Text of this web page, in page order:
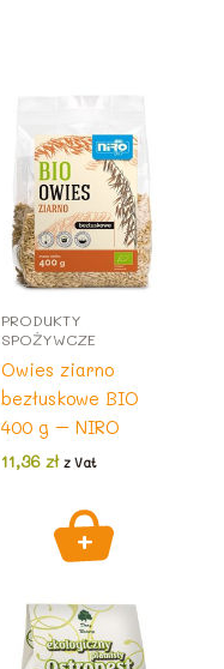
PRODUKTY
SPOŻYWCZE
Owies ziarno
bezłuskowe BIO
400 g – NIRO
11,36 zł z Vat